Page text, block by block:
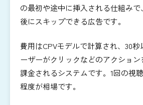
の最初や途中に挿入される仕組み
後にスキップできる広告です。
費用はCPVモデルで計算され、30
ーザーがクリックなどのアクショ
課金されるシステムです。1回の視
程度が相場です。